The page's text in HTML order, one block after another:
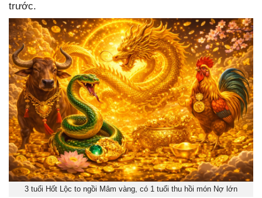
trước.
3 tuổi Hốt Lộc to ngồi Mâm vàng, có 1 tuổi thu hồi món Nợ lớn